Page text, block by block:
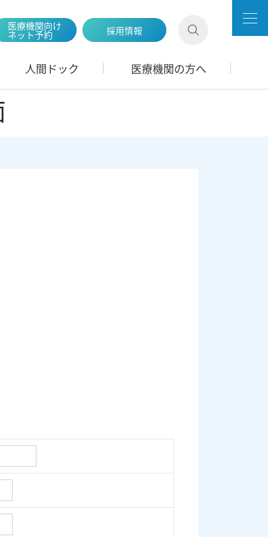
医療機関向け
ネット予約 採用情報
人間ドック 医療機関の方へ